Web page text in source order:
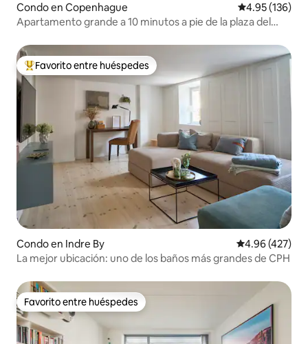
Condo en Copenhague Calificación
4.95 (136)
Apartamento grande a 10 minutos a pie de la plaza del
Favorito entre huéspedes preferido
Favorito entre huéspedes
Condo en Indre By Calificación
4.96 (427)
La mejor ubicación: uno de los baños más grandes de CPH
Favorito entre huéspedes
Favorito entre huéspedes